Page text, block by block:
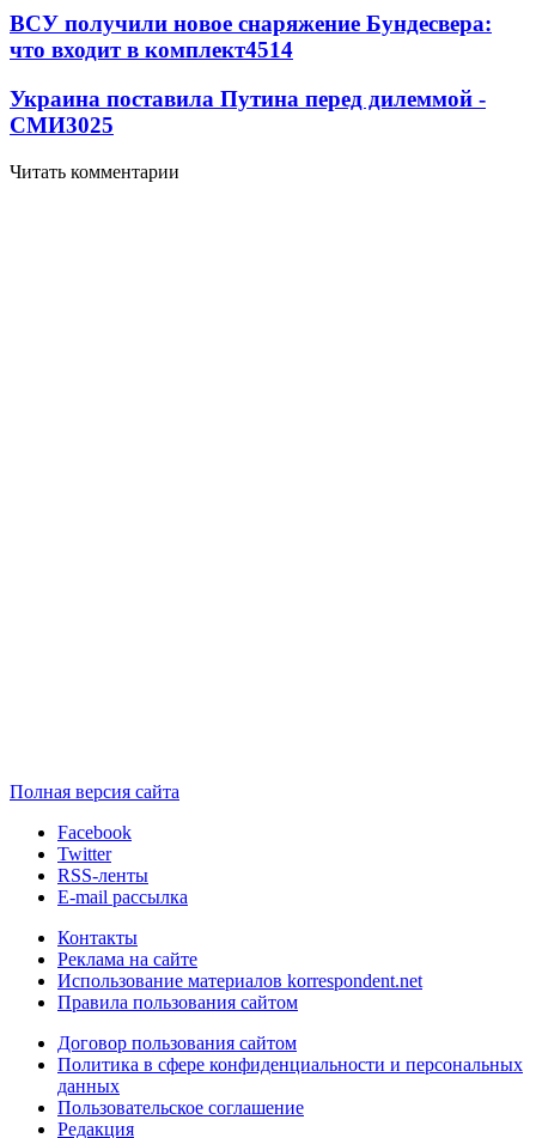
ВСУ получили новое снаряжение Бундесвера:
что входит в комплект4514
Украина поставила Путина перед дилеммой -
СМИ3025
Читать комментарии
Полная версия сайта
Facebook
Twitter
RSS-ленты
E-mail рассылка
Контакты
Реклама на сайте
Использование материалов korrespondent.net
Правила пользования сайтом
Договор пользования сайтом
Политика в сфере конфиденциальности и персональных
данных
Пользовательское соглашение
Редакция